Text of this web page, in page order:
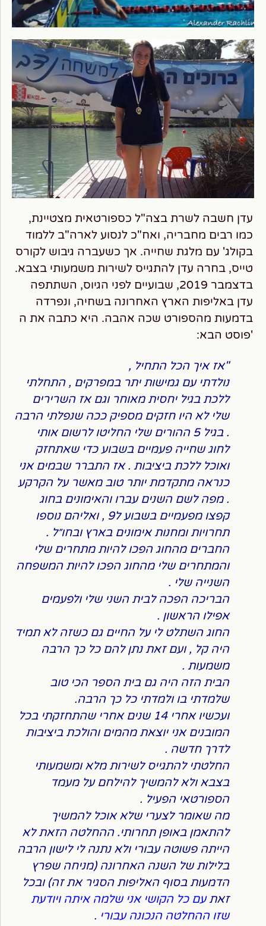
עדן חשבה לשרת בצה"ל כספורטאית מצטיינת,
כמו רבים מחבריה, ואח"כ לנסוע לארה"ב ללמוד
בקולג' עם מלגת שחייה. אך כשעברה גיבוש לקורס
טייס, בחרה עדן להתגייס לשירות משמעותי בצבא.
בדצמבר 2019, שבועיים לפני הגיוס, השתתפה
עדן באליפות הארץ האחרונה בשחיה, ונפרדה
בדמעות מהספורט שכה אהבה. היא כתבה את ה
'פוסט הבא:
"אז איך הכל התחיל ,
נולדתי עם גמישות יתר במפרקים , התחלתי
ללכת בגיל יחסית מאוחר וגם אז השרירים
שלי לא היו חזקים מספיק ככה שנפלתי הרבה
. בגיל 5 ההורים שלי החליטו לרשום אותי
לחוג שחייה פעמיים בשבוע כדי שאתחזק
ואוכל ללכת ביציבות . אז התברר שבמים אני
כנראה מתקדמת יותר טוב מאשר על הקרקע
. מפה לשם השנים עברו והאימונים בחוג
קפצו מפעמיים בשבוע ל9 , ואליהם נוספו
תחרויות ומחנות אימונים בארץ ובחו״ל .
החברים מהחוג הפכו להיות מתחרים שלי
והמתחרים שלי מהחוג הפכו להיות המשפחה
השנייה שלי .
הבריכה הפכה לבית השני שלי ולפעמים
אפילו הראשון .
החוג השתלט לי על החיים גם כשזה לא תמיד
היה קל , ועם זאת נתן להם כל כך הרבה
משמעות .
הבית הזה היה גם בית הספר הכי טוב
שלמדתי בו ולמדתי כל כך הרבה.
ועכשיו אחרי 14 שנים אחרי שהתחזקתי בכל
המובנים אני יוצאת מהמים והולכת ביציבות
לדרך חדשה .
החלטתי להתגייס לשירות מלא ומשמעותי
בצבא ולא להמשיך להילחם על מעמד
הספורטאי הפעיל .
מה שאומר לצערי שלא אוכל להמשיך
להתאמן באופן תחרותי. ההחלטה הזאת לא
הייתה פשוטה עבורי ולא נתנה לי לישון הרבה
בלילות של השנה האחרונה (מניחה שפרץ
הדמעות בסוף האליפות הסגיר את זה) ובכל
זאתעם כל הקושי אני שלמה איתה ויודעת
שזו ההחלטה הנכונה עבורי .